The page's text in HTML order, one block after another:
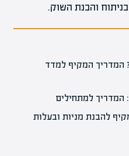
והבנת השוק.
מה זה מדד FTSE 100? המדריך המקיף למדד
למתחילים
להבנת מניות ובעלות